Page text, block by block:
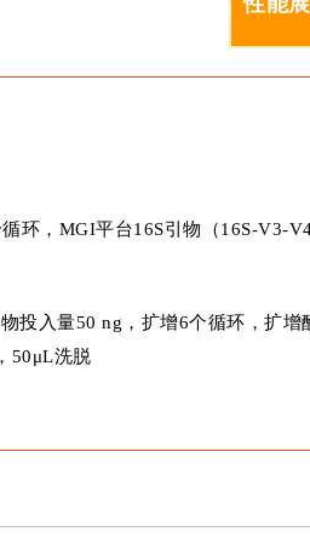
环，MGI平台16S引物（16S-V3-
投入量50 ng，扩增6个循环，扩增
50μL洗脱